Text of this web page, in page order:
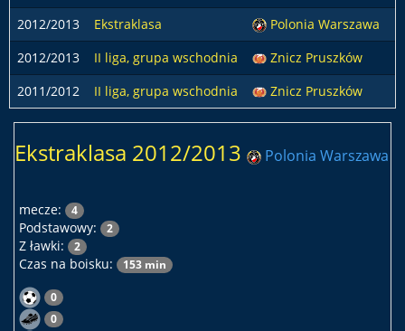
2012/2013
Ekstraklasa
Polonia Warszawa
2012/2013
II liga, grupa wschodnia
Znicz Pruszków
2011/2012
II liga, grupa wschodnia Znicz Pruszków
Ekstraklasa 2012/2013 Polonia Warszawa
mecze: 4
Podstawowy: 2
Z ławki: 2
Czas na boisku: 153 min
0
0